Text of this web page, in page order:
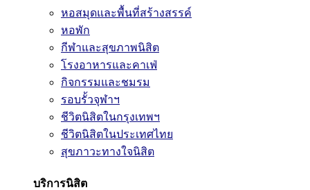
หอสมุดและพื้นที่สร้างสรรค์
หอพัก
กีฬาและสุขภาพนิสิต
โรงอาหารและคาเฟ่
กิจกรรมและชมรม
รอบรั้วจุฬาฯ
ชีวิตนิสิตในกรุงเทพฯ
ชีวิตนิสิตในประเทศไทย
สุขภาวะทางใจนิสิต
บริการนิสิต